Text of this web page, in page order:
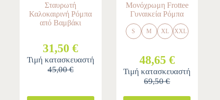
Σταυρωτή
Καλοκαιρινή Ρόμπα
από Βαμβάκι
31,50 €
Τιμή κατασκευαστή
45,00 €
Μονόχρωμη Frottee
Γυναικεία Ρόμπα
S M XL XXL
48,65 €
Τιμή κατασκευαστή
69,50 €